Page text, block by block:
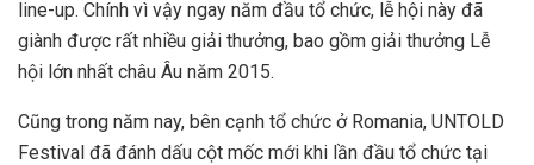
line-up. Chính vì vậy ngay năm đầu tổ chức, lễ hội này đã
giành được rất nhiều giải thưởng, bao gồm giải thưởng Lễ
hội lớn nhất châu Âu năm 2015.
Cũng trong năm nay, bên cạnh tổ chức ở Romania, UNTOLD
Festival đã đánh dấu cột mốc mới khi lần đầu tổ chức tại